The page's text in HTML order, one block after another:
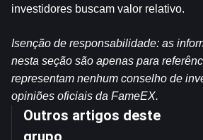
investidores buscam valor relativo.
Isenção de responsabilidade: as
nesta seção são apenas para
representam nenhum conselho de
opiniões oficiais da FameEX.
Outros artigos deste
grupo